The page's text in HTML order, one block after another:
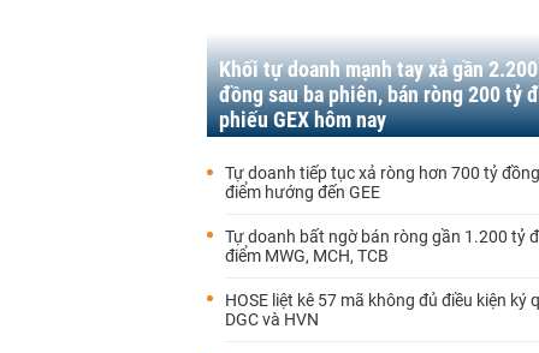
Khối tự doanh mạnh tay xả gần
đồng sau ba phiên, bán ròng 200 tỷ
phiếu GEX hôm nay
Tự doanh tiếp tục xả ròng hơn 700 tỷ
điểm hướng đến GEE
Tự doanh bất ngờ bán ròng gần 1.200 tỷ
điểm MWG, MCH, TCB
HOSE liệt kê 57 mã không đủ điều kiện ký
DGC và HVN